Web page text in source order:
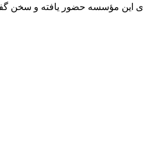
این مؤسسه حضور یافته و سخن